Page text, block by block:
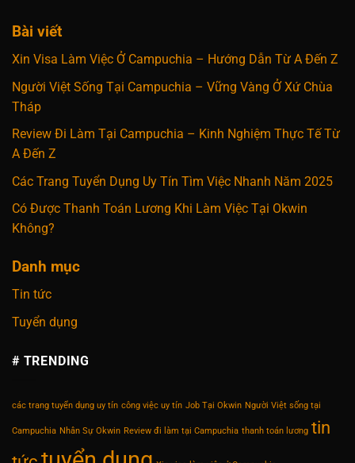
Bài viết
Xin Visa Làm Việc Ở Campuchia – Hướng Dẫn Từ A Đến Z
Người Việt Sống Tại Campuchia – Vững Vàng Ở Xứ Chùa
Tháp
Review Đi Làm Tại Campuchia – Kinh Nghiệm Thực Tế Từ
A Đến Z
Các Trang Tuyển Dụng Uy Tín Tìm Việc Nhanh Năm 2025
Có Được Thanh Toán Lương Khi Làm Việc Tại Okwin
Không?
Danh mục
Tin tức
Tuyển dụng
# TRENDING
các trang tuyển dụng uy tín công việc uy tín Job Tại Okwin Người Việt sống tại
Campuchia Nhân Sự Okwin Review đi làm tại Campuchia thanh toán lương tin